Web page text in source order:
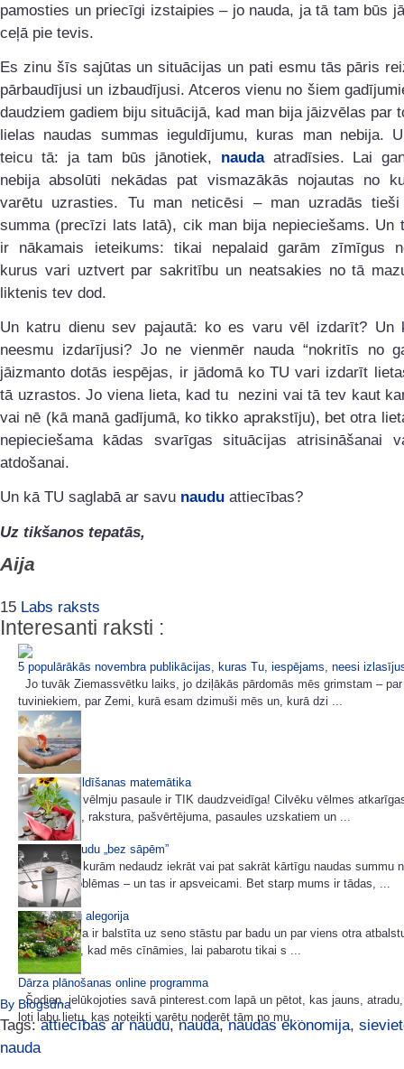
pamosties un priecīgi izstaipies – jo nauda, ja tā tam būs
ceļā pie tevis.
Es zinu šīs sajūtas un situācijas un pati esmu tās pāris
pārbaudījusi un izbaudījusi. Atceros vienu no šiem
daudziem gadiem biju situācijā, kad man bija jāizvēlas par
lielas naudas summas ieguldījumu, kuras man nebija.
teicu tā: ja tam būs jānotiek, nauda atradīsies. Lai
nebija absolūti nekādas pat vismazākās nojautas no
varētu uzrasties. Tu man neticēsi – man uzradās
summa (precīzi lats latā), cik man bija nepieciešams. Un
ir nākamais ieteikums: tikai nepalaid garām zīmīgus
kurus vari uztvert par sakritību un neatsakies no tā
liktenis tev dod.
Un katru dienu sev pajautā: ko es varu vēl izdarīt? Un
neesmu izdarījusi? Jo ne vienmēr nauda “nokritīs no
jāizmanto dotās iespējas, ir jādomā ko TU vari izdarīt
tā uzrastos. Jo viena lieta, kad tu nezini vai tā tev kaut
vai nē (kā manā gadījumā, ko tikko aprakstīju), bet otra
nepieciešama kādas svarīgas situācijas atrisināšanai
atdošanai.
Un kā TU saglabā ar savu naudu attiecības?
Uz tikšanos tepatās,
Aija
15 Labs raksts
Interesanti raksti :
5 populārākās novembra publikācijas, kuras Tu, iespējams, neesi
Jo tuvāk Ziemassvētku laiks, jo dziļākās pārdomās mēs grimstam –
tuviniekiem, par Zemi, kurā esam dzimuši mēs un, kurā dzi ...
Vēlmju piepildīšanas matemātika
Cilvēcisko vēlmju pasaule ir TIK daudzveidīga! Cilvēku vēlmes
ienākumiem, rakstura, pašvērtējuma, pasaules uzskatiem un ...
Kā iekrāt naudu „bez sāpēm”
Ir sievietes, kurām nedaudz iekrāt vai pat sakrāt kārtīgu naudas summu
nekādas problēmas – un tas ir apsveicami. Bet starp mums ir tādas, ...
Garo karošu alegorija
Šī multfilma ir balstīta uz seno stāstu par badu un par viens otra
mūs, ka tad, kad mēs cīnāmies, lai pabarotu tikai s ...
Dārza plānošanas online programma
Šodien, ielūkojoties savā pinterest.com lapā un pētot, kas jauns,
ļoti labu lietu, kas noteikti varētu noderēt tām no mu ...
By Blogsdna
Tags:attiecības ar naudu,nauda,naudas ekonomija,
nauda